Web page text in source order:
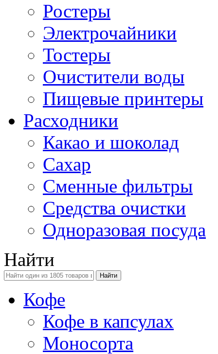
Ростеры
Электрочайники
Тостеры
Очистители воды
Пищевые принтеры
Расходники
Какао и шоколад
Сахар
Сменные фильтры
Средства очистки
Одноразовая посуда
Найти
Кофе
Кофе в капсулах
Моносорта